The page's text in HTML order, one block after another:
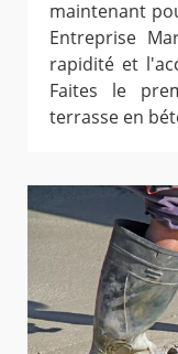
maintenant
Entreprise
rapidité et
Faites le
terrasse en